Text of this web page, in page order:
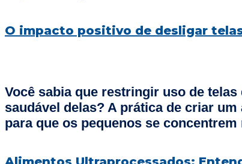
O impacto positivo de desligar
Você sabia que restringir uso de
saudável delas? A prática de criar
para que os pequenos se